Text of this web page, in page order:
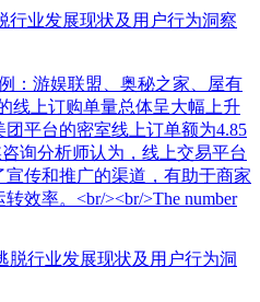
行业发展现状及用户行为洞察
：游娱联盟、奥秘之家、屋有
线上订购单量总体呈大幅上升
平台的密室线上订单额为4.85
询分析师认为，线上交易平台
传和推广的渠道，有助于商家
效率。<br/><br/>The number